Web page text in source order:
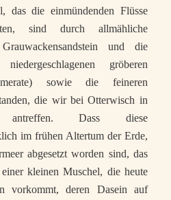
das die einmündenden Flüsse
sind durch allmähliche
und die
gröberen
sowie die feineren
die wir bei Otterwisch in
antreffen. Dass diese
im frühen Altertum der Erde,
abgesetzt worden sind, das
kleinen Muschel, die heute
vorkommt, deren Dasein auf